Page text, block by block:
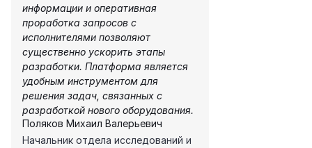
информации и оперативная
проработка запросов с
исполнителями позволяют
существенно ускорить этапы
разработки. Платформа является
удобным инструментом для
решения задач, связанных с
разработкой нового оборудования.
Поляков Михаил Валерьевич
Начальник отдела исследований и